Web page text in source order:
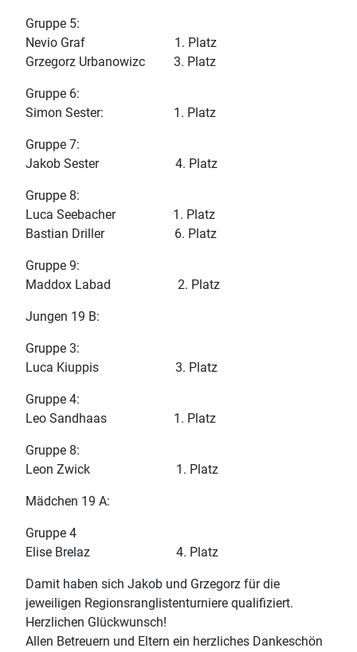
Gruppe 5:
Nevio Graf 1. Platz
Grzegorz Urbanowizc 3. Platz
Gruppe 6:
Simon Sester: 1. Platz
Gruppe 7:
Jakob Sester 4. Platz
Gruppe 8:
Luca Seebacher 1. Platz
Bastian Driller 6. Platz
Gruppe 9:
Maddox Labad 2. Platz
Jungen 19 B:
Gruppe 3:
Luca Kiuppis 3. Platz
Gruppe 4:
Leo Sandhaas 1. Platz
Gruppe 8:
Leon Zwick 1. Platz
Mädchen 19 A:
Gruppe 4
Elise Brelaz 4. Platz
Damit haben sich Jakob und Grzegorz für die
jeweiligen Regionsranglistenturniere qualifiziert.
Herzlichen Glückwunsch!
Allen Betreuern und Eltern ein herzliches Dankeschön